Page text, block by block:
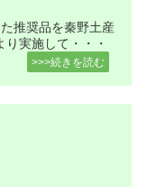
推奨品を秦野土産
実施して・・・
>>>続きを読む